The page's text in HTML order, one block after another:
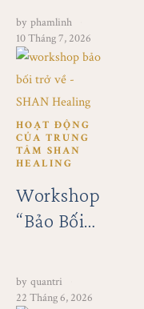
Nguyên
nhân, dấu
hiệu và
cách vượt
by phamlinh
10 Tháng 7, 2026
HOẠT ĐỘNG
CỦA TRUNG
TÂM SHAN
HEALING
Workshop
“Bảo Bối
Khi Chánh
Niệm
by quantri
22 Tháng 6, 2026